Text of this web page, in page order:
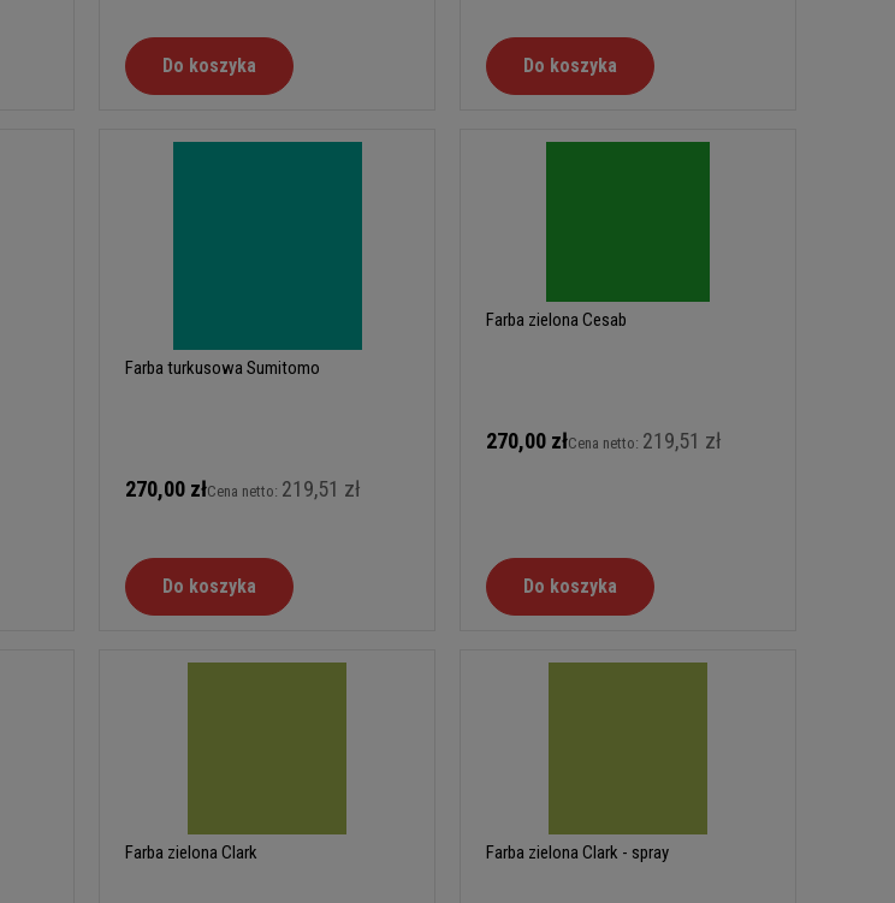
Do koszyka Do koszyka
Farba turkusowa Sumitomo
270,00 złCena netto: 219,51 zł
Do koszyka
Farba zielona Cesab
270,00 złCena netto: 219,51 zł
Do koszyka
Farba zielona Clark Farba zielona Clark - spray